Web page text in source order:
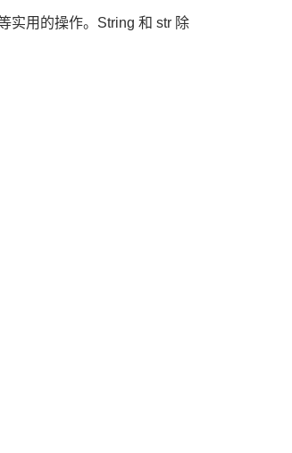
实用的操作。String 和 str 除